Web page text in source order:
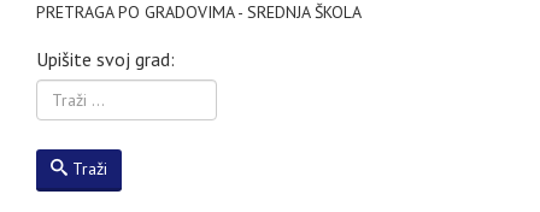
PRETRAGA PO GRADOVIMA - SREDNJA ŠKOLA
Upišite svoj grad:
Traži